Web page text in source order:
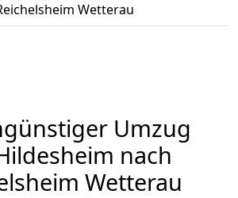
Wetterau
Umzug
nach
Wetterau